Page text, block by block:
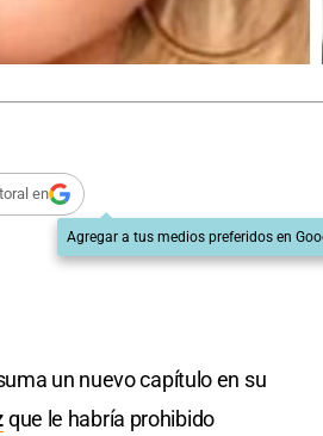
en
Agregar a tus medios preferidos en
un nuevo capítulo en su
que le habría prohibido